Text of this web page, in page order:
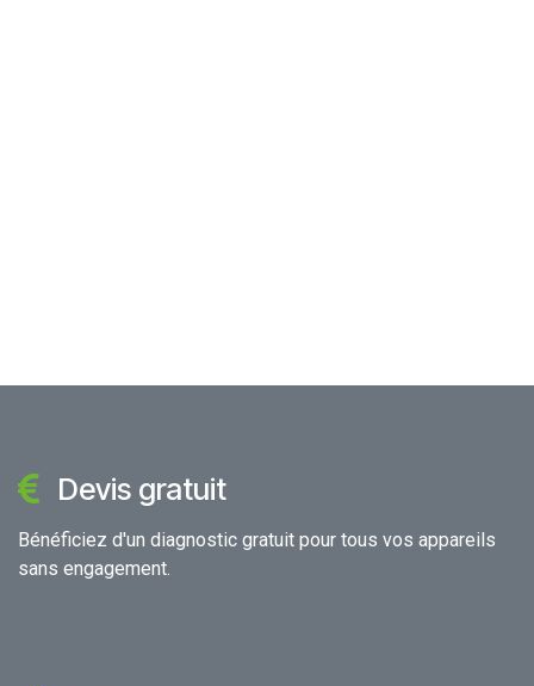
Devis gratuit
Bénéficiez d'un diagnostic gratuit pour tous vos appareils
sans engagement.